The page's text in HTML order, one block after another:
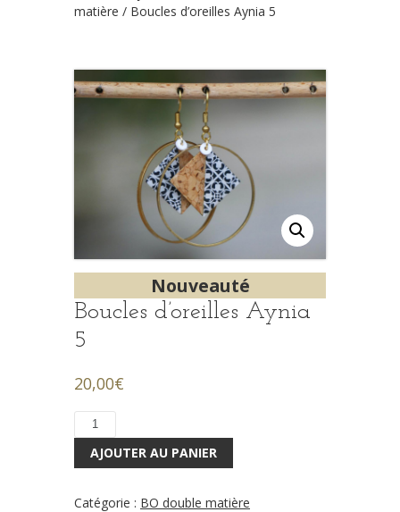
matière / Boucles d’oreilles Aynia 5
Nouveauté
Boucles d’oreilles Aynia
5
20,00€
quantité
Boucles
Aynia
AJOUTER AU PANIER
Catégorie : BO double matière